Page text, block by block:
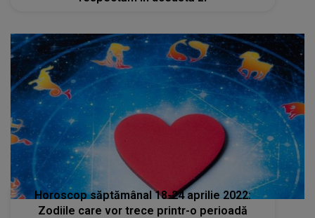
Horoscop săptămânal 18-24 aprilie 2022:
Zodiile care vor trece printr-o perioadă